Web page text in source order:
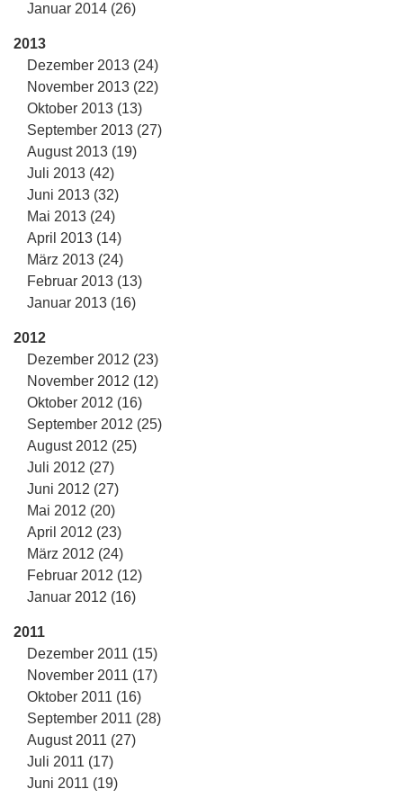
Januar 2014 (26)
2013
Dezember 2013 (24)
November 2013 (22)
Oktober 2013 (13)
September 2013 (27)
August 2013 (19)
Juli 2013 (42)
Juni 2013 (32)
Mai 2013 (24)
April 2013 (14)
März 2013 (24)
Februar 2013 (13)
Januar 2013 (16)
2012
Dezember 2012 (23)
November 2012 (12)
Oktober 2012 (16)
September 2012 (25)
August 2012 (25)
Juli 2012 (27)
Juni 2012 (27)
Mai 2012 (20)
April 2012 (23)
März 2012 (24)
Februar 2012 (12)
Januar 2012 (16)
2011
Dezember 2011 (15)
November 2011 (17)
Oktober 2011 (16)
September 2011 (28)
August 2011 (27)
Juli 2011 (17)
Juni 2011 (19)